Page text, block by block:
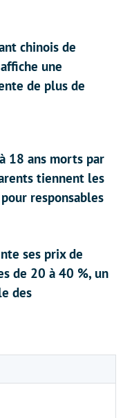
chinois de
une
de plus de
18 ans morts par
tiennent les
responsables
ses prix de
de 20 à 40 %, un
des